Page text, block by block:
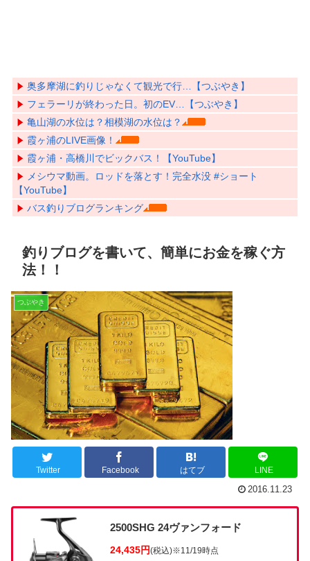
奥多摩湖に釣りじゃなくて観光で行…【つぶやき】
フェラーリが終わった日。初のEV…【つぶやき】
亀山湖の水位は？相模湖の水位は？
霞ヶ浦のLIVE画像！
霞ヶ浦・高橋川でビックバス！【YouTube】
メシウマ動画。ロッドを落とす！完全水没 #ショート
【YouTube】
バス釣りブログランキング
釣りブログを書いて、簡単にお金を稼ぐ方
法！！
つぶやき
Twitter Facebook はてブ LINE
2016.11.23
2500SHG 24ヴァンフォード
24,435円(税込)※11/19時点